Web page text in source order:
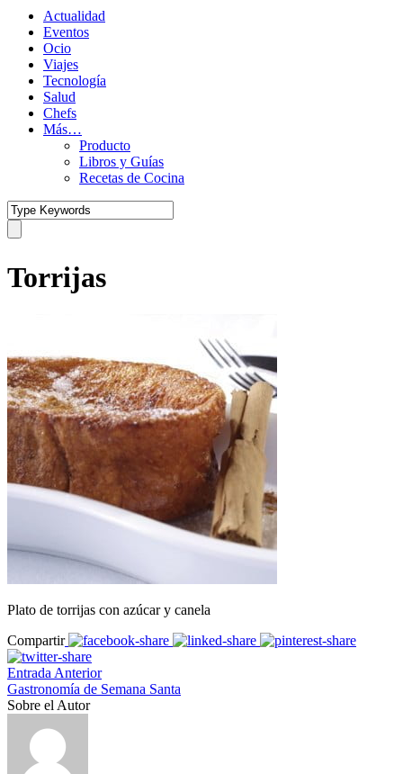
Actualidad
Eventos
Ocio
Viajes
Tecnología
Salud
Chefs
Más…
Producto
Libros y Guías
Recetas de Cocina
Torrijas
Plato de torrijas con azúcar y canela
Compartir
Entrada Anterior
Gastronomía de Semana Santa
Sobre el Autor